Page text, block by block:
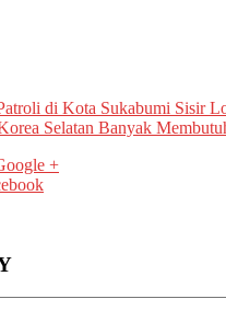
di Kota Sukabumi Sisir
Selatan Banyak
+